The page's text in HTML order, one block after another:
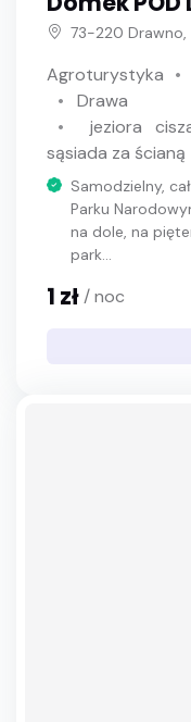
73-220 Drawno,
Agroturystyka
Drawa
jeziora
sąsiada za ścianą
Samodzielny,
Parku
na dole, na
park...
1 zł / noc